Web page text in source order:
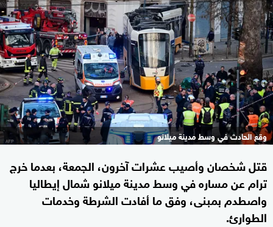
وقع الحادث في وسط مدينة ميلانو
قتل شخصان وأصيب عشرات آخرون، الجمعة، بعدما خرج
ترام عن مساره في وسط مدينة ميلانو شمال إيطاليا
واصطدم بمبنى، وفق ما أفادت الشرطة وخدمات
الطوارئ.